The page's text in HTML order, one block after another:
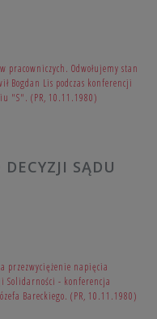
pracowniczych. Odwołujemy stan
Bogdan Lis podczas konferencji
"S". (PR, 10.11.1980)
SĄDU
przezwyciężenie napięcia
Solidarności - konferencja
Bareckiego. (PR, 10.11.1980)